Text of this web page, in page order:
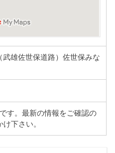
武雄佐世保道路）佐世保みな
す。最新の情報をご確認の
け下さい。